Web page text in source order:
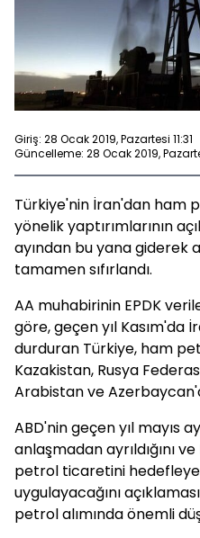
Giriş: 28 Ocak 2019, Pazartesi 11:31
Güncelleme: 28 Ocak 2019,
Türkiye'nin İran'dan ham
yönelik yaptırımlarının
ayından bu yana giderek
tamamen sıfırlandı.
AA muhabirinin EPDK
göre, geçen yıl Kasım'da
durduran Türkiye, ham
Kazakistan, Rusya
Arabistan ve
ABD'nin geçen yıl mayıs
anlaşmadan ayrıldığını
petrol ticaretini
uygulayacağını
petrol alımında önemli